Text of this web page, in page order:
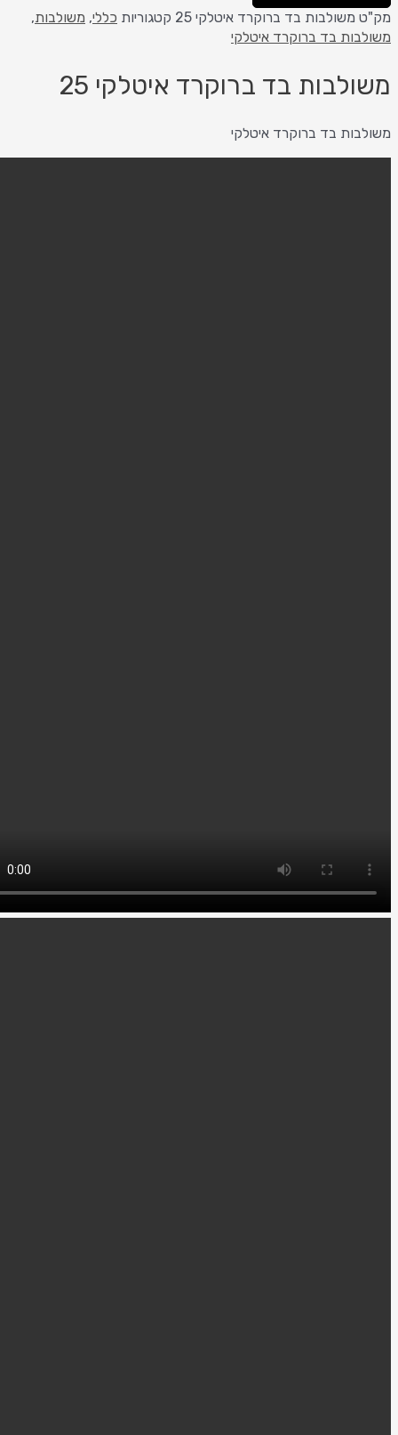
משולבות בד ברוקרד איטלקי 25 קטגוריות כללי, משולבות,
בד ברוקרד איטלקי
בד ברוקרד איטלקי 25
בד ברוקרד איטלקי